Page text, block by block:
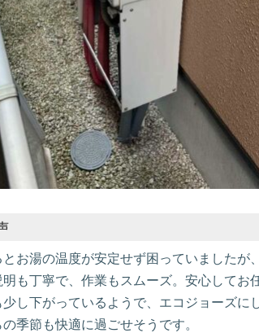
お湯の温度が安定せず困っていましたが
も丁寧で、作業もスムーズ。安心してお
少し下がっているようで、エコジョーズに
季節も快適に過ごせそうです。